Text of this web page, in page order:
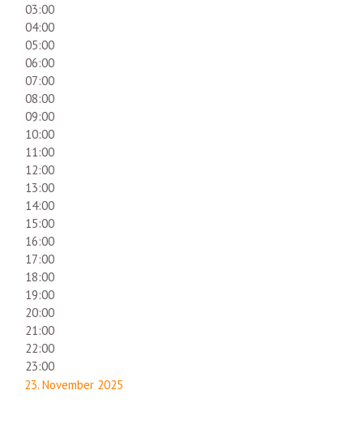
03:00
04:00
05:00
06:00
07:00
08:00
09:00
10:00
11:00
12:00
13:00
14:00
15:00
16:00
17:00
18:00
19:00
20:00
21:00
22:00
23:00
23. November 2025